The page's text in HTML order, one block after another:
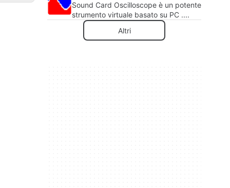
Sound Card Oscilloscope è un potente
strumento virtuale basato su PC ....
Altri